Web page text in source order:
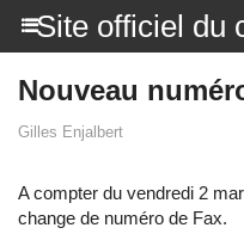
Site officiel du
Nouveau
Gilles Enjalbert
A compter du vendredi 2
change de numéro de Fax.